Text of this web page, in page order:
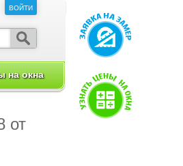
от
ВОЙТИ
на окна
ВОЙТИ